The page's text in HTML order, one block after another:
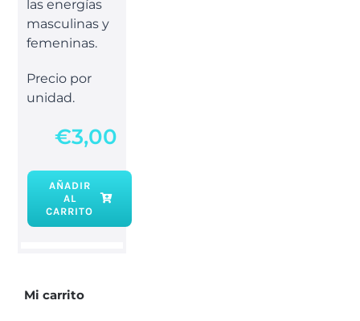
las energías
masculinas y
femeninas.
Precio por
unidad.
€3,00
Aventurina
verde
AÑADIR
AL
CARRITO
Mi carrito